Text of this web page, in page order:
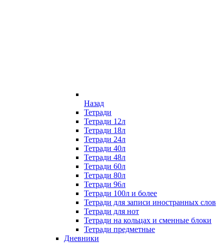
Назад
Тетради
Тетради 12л
Тетради 18л
Тетради 24л
Тетради 40л
Тетради 48л
Тетради 60л
Тетради 80л
Тетради 96л
Тетради 100л и более
Тетради для записи иностранных слов
Тетради для нот
Тетради на кольцах и сменные блоки
Тетради предметные
Дневники